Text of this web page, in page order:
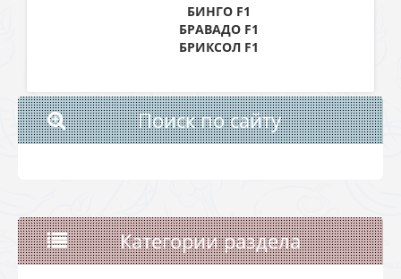
БИНГО F1
БРАВАДО F1
БРИКСОЛ F1
Поиск по сайту
Категории раздела